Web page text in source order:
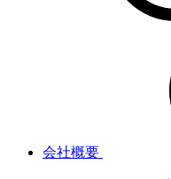
会社概要